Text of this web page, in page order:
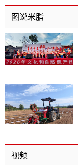
召开
图说米脂
视频